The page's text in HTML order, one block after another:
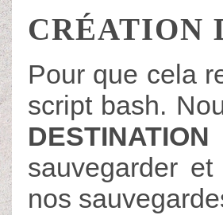
CRÉATION
Pour que cela
script bash.
DESTINATION
sauvegarder
nos